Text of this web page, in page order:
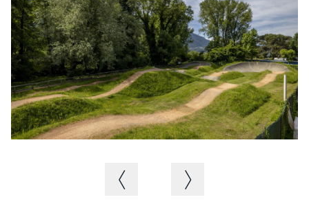
Immagine precedenteImmagine successiva